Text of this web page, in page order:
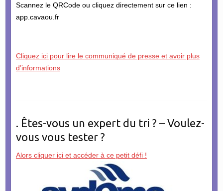
Scannez le QRCode ou cliquez directement sur ce lien :
app.cavaou.fr
Cliquez ici pour lire le communiqué de presse et avoir plus
d’informations
. Êtes-vous un expert du tri ? – Voulez-
vous vous tester ?
Alors cliquer ici et accéder à ce petit défi !